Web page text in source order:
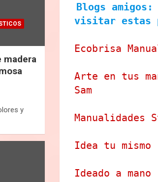
madera
y
Blogs amigos:
visitar estas
Ecobrisa
Arte en tus
Sam
Manualidades
Idea tu mismo
Ideado a mano